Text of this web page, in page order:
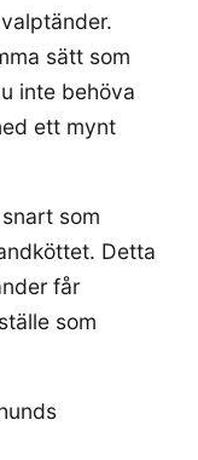
sätt som
inte behöva
ett mynt
som
Detta
får
som